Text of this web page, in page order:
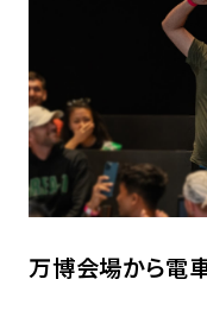
万博会場から電